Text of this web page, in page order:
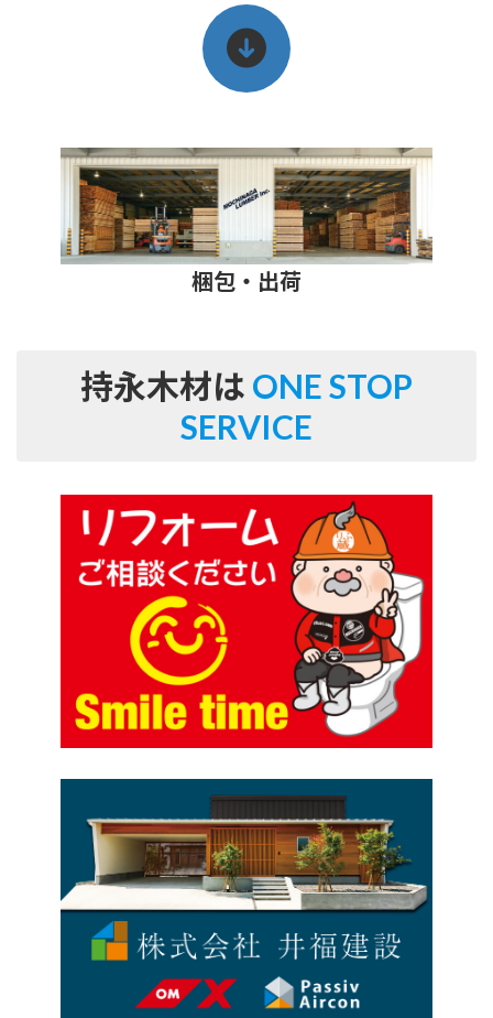
梱包・出荷
持永木材は ONE STOP
SERVICE